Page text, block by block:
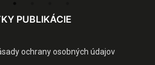
PUBLIKÁCIE
ochrany osobných údajov